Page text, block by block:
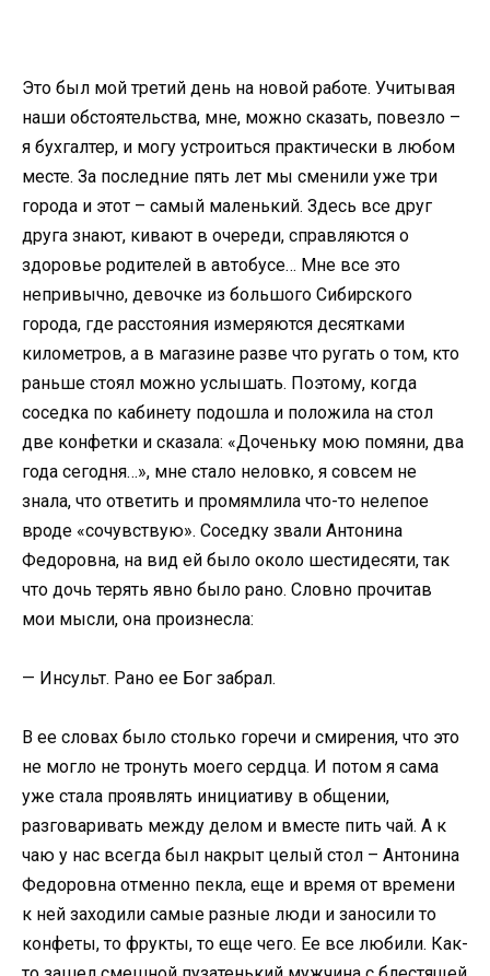
Это был мой третий день на новой работе. Учитывая
наши обстоятельства, мне, можно сказать, повезло –
я бухгалтер, и могу устроиться практически в любом
месте. За последние пять лет мы сменили уже три
города и этот – самый маленький. Здесь все друг
друга знают, кивают в очереди, справляются о
здоровье родителей в автобусе… Мне все это
непривычно, девочке из большого Сибирского
города, где расстояния измеряются десятками
километров, а в магазине разве что ругать о том, кто
раньше стоял можно услышать. Поэтому, когда
соседка по кабинету подошла и положила на стол
две конфетки и сказала: «Доченьку мою помяни, два
года сегодня…», мне стало неловко, я совсем не
знала, что ответить и промямлила что-то нелепое
вроде «сочувствую». Соседку звали Антонина
Федоровна, на вид ей было около шестидесяти, так
что дочь терять явно было рано. Словно прочитав
мои мысли, она произнесла:
— Инсульт. Рано ее Бог забрал.
В ее словах было столько горечи и смирения, что это
не могло не тронуть моего сердца. И потом я сама
уже стала проявлять инициативу в общении,
разговаривать между делом и вместе пить чай. А к
чаю у нас всегда был накрыт целый стол – Антонина
Федоровна отменно пекла, еще и время от времени
к ней заходили самые разные люди и заносили то
конфеты, то фрукты, то еще чего. Ее все любили. Как-